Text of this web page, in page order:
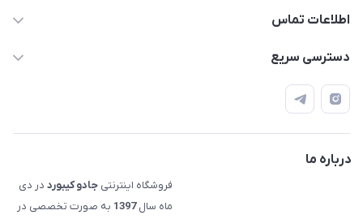
اطلاعات تماس
09120992668
info@jadookb.com
حضوری، با هماهنگی)
دسترسی سریع
حساب کاربری
اصطلاحات و مفاهیم مرتبط به کیبوردهای مکانیکال
درباره ما
فروشگاه اینترنتی جادو کیبورد در دی
ماه سال1397 به صورت تخصصی در